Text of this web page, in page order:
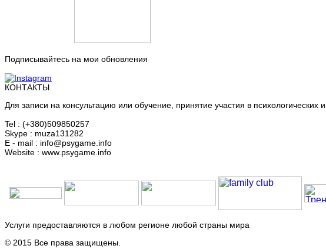
Подписывайтесь на мои обновления
КОНТАКТЫ
Для записи на консультацию или обучение, принятие участия в психологических
Tel : (+380)509850257
Skype : muza131282
E - mail : info@psygame.info
Website : www.psygame.info
Услуги предоставляются в любом регионе любой страны мира
© 2015 Все права защищены.